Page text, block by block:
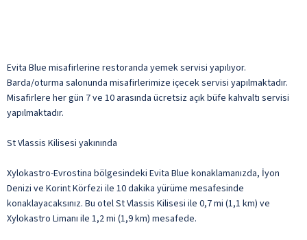
Evita Blue misafirlerine restoranda yemek servisi yapılıyor.
Barda/oturma salonunda misafirlerimize içecek servisi yapılmaktadır.
Misafirlere her gün 7 ve 10 arasında ücretsiz açık büfe kahvaltı servisi
yapılmaktadır.
St Vlassis Kilisesi yakınında
Xylokastro-Evrostina bölgesindeki Evita Blue konaklamanızda, İyon
Denizi ve Korint Körfezi ile 10 dakika yürüme mesafesinde
konaklayacaksınız. Bu otel St Vlassis Kilisesi ile 0,7 mi (1,1 km) ve
Xylokastro Limanı ile 1,2 mi (1,9 km) mesafede.